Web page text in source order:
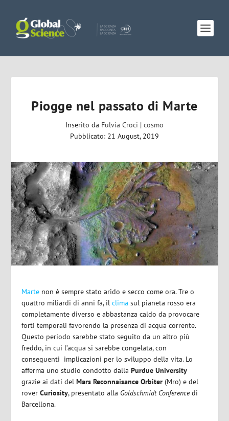
Piogge nel passato di Marte
Inserito da Fulvia Croci | cosmo
Pubblicato: 21 August, 2019
Marte non è sempre stato arido e secco come ora. Tre o
quattro miliardi di anni fa, ilclima sul pianeta rosso era
completamente diverso e abbastanza caldo da provocare
forti temporali favorendo la presenza di acqua corrente.
Questo periodo sarebbe stato seguito da un altro più
freddo, in cui l’acqua si sarebbe congelata, con
conseguenti implicazioni per lo sviluppo della vita. Lo
afferma uno studio condotto dallaPurdue University
grazie ai dati delMars Reconnaisance Orbiter (Mro) e del
rover Curiosity, presentato alla Goldschmidt Conferencedi
Barcellona.